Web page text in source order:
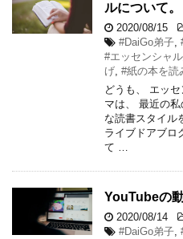
ルについて。
2020/08/15
#DaiGo弟子,
#エッセンシャ
げ, #紙の本を読
どうも、 エッ
マは、 最近の
な読書スタイル
ライブドアブロ
て …
YouTubeの
2020/08/14
#DaiGo弟子,